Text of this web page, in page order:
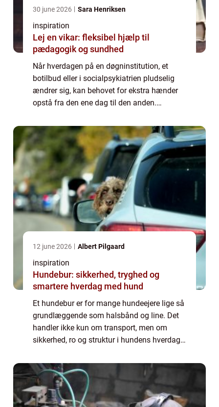
30 june 2026 Sara Henriksen
inspiration
Lej en vikar: fleksibel hjælp til
pædagogik og sundhed
Når hverdagen på en døgninstitution, et
botilbud eller i socialpsykiatrien pludselig
ændrer sig, kan behovet for ekstra hænder
opstå fra den ene dag til den anden.
med øget støttebehov eller nye beboere kan
hu...
12 june 2026 Albert Pilgaard
inspiration
Hundebur: sikkerhed, tryghed og
smartere hverdag med hund
Et hundebur er for mange hundeejere lige så
grundlæggende som halsbånd og line. Det
handler ikke kun om transport, men om
sikkerhed, ro og struktur i hundens hverdag.
at hunden s...